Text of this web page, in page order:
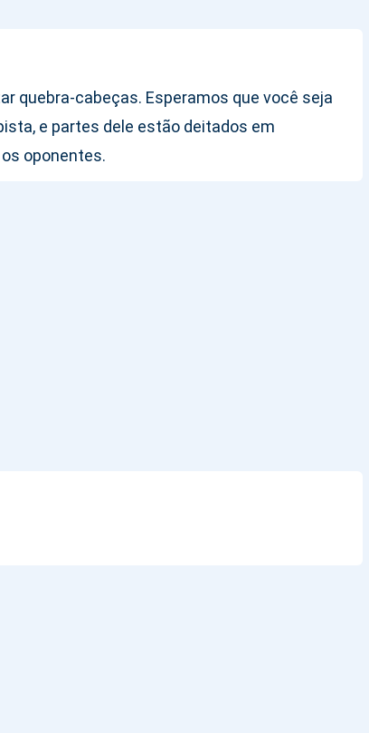
quebra-cabeças. Esperamos que você seja
e partes dele estão deitados em
oponentes.